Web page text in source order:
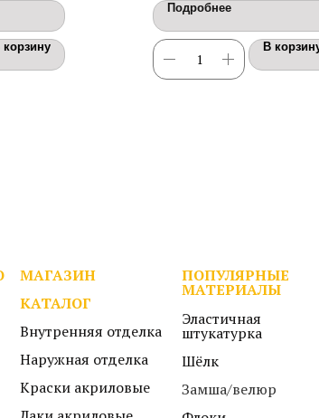
корзину
Подробнее
В
МАГАЗИН
КАТАЛОГ
Внутренняя отделка
Наружная отделка
Краски акриловые
ПОПУЛЯРНЫЕ
МАТЕРИАЛЫ
Эластичная
штукатурка
Шёлк
Замша/велюр